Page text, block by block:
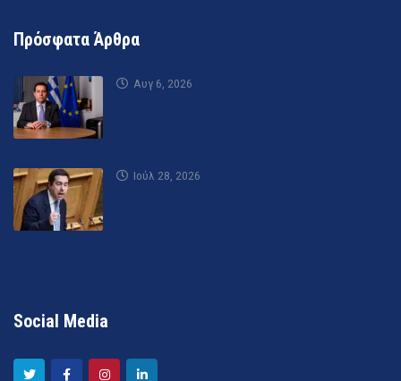
Πρόσφατα Άρθρα
Αυγ 6, 2026
Ιούλ 28, 2026
Social Media